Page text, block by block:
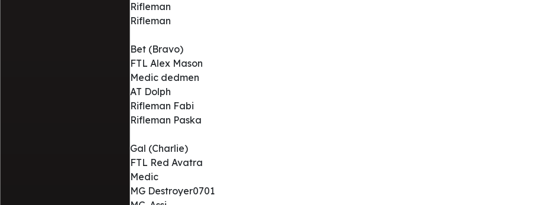
Rifleman
Rifleman
Bet (Bravo)
FTL Alex Mason
Medic dedmen
AT Dolph
Rifleman Fabi
Rifleman Paska
Gal (Charlie)
FTL Red Avatra
Medic
MG Destroyer0701